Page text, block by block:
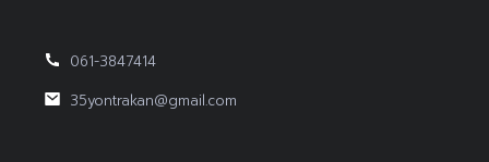
061-3847414
35yontrakan@gmail.com